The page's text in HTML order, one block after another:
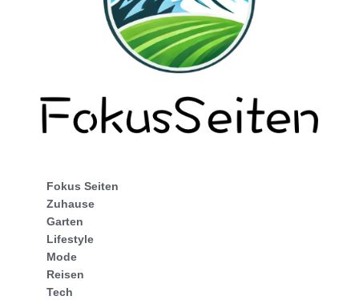
Fokus Seiten
Zuhause
Garten
Lifestyle
Mode
Reisen
Tech